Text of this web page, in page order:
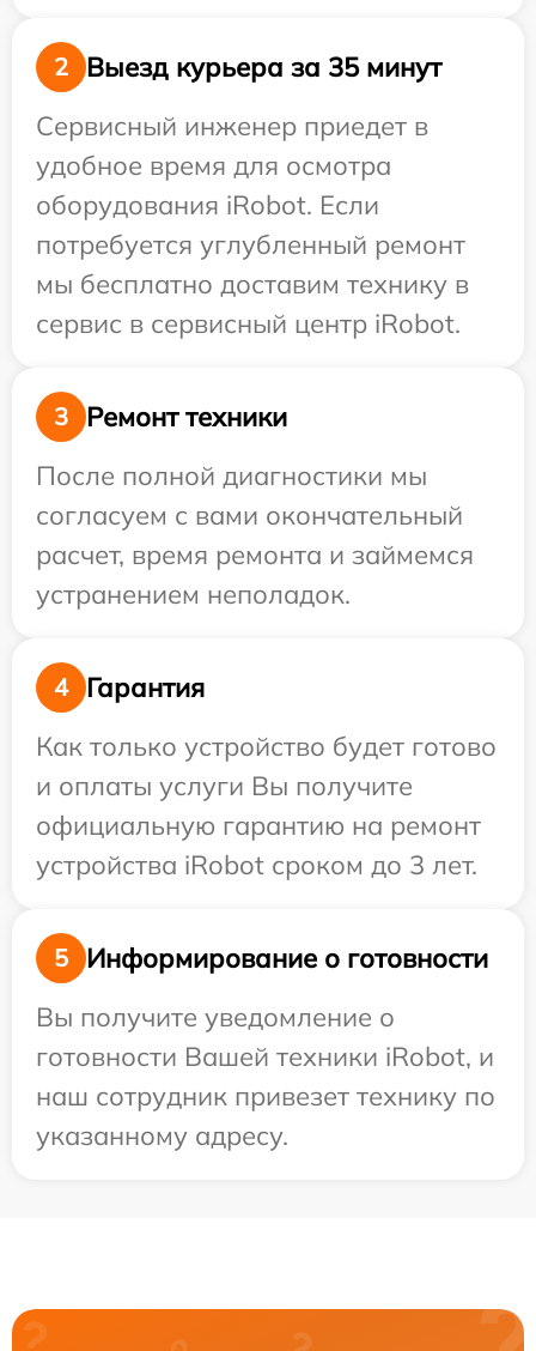
2
Выезд курьера за 35 минут
Сервисный инженер приедет в
удобное время для осмотра
оборудования iRobot. Если
потребуется углубленный ремонт
мы бесплатно доставим технику в
сервис в сервисный центр iRobot.
3
Ремонт техники
После полной диагностики мы
согласуем с вами окончательный
расчет, время ремонта и займемся
устранением неполадок.
4
Гарантия
Как только устройство будет готово
и оплаты услуги Вы получите
официальную гарантию на ремонт
устройства iRobot сроком до 3 лет.
5
Информирование о готовности
Вы получите уведомление о
готовности Вашей техники iRobot, и
наш сотрудник привезет технику по
указанному адресу.